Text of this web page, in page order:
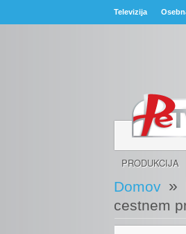
Televizija
PRODUKCIJA
Domov »
cestnem